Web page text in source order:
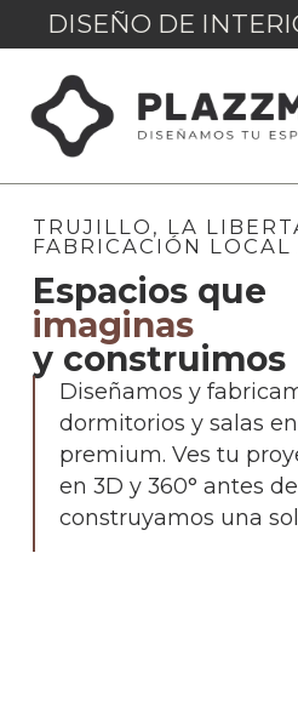
DISEÑO DE
TRUJILLO, LA
FABRICACIÓN
Espacios que
imaginas
y construimos
Diseñamos y
dormitorios y salas
premium. Ves tu
en 3D y 360° antes
construyamos una